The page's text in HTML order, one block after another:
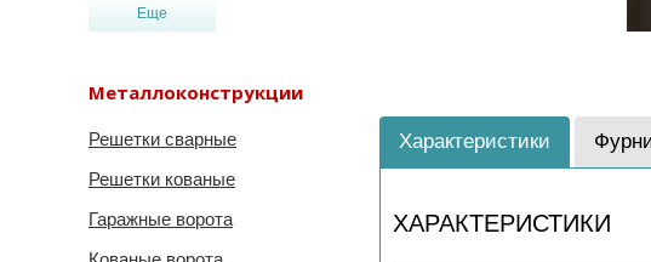
Еще
Металлоконструкции
Решетки сварные
Решетки кованые
Гаражные ворота
Характеристики
ХАРАКТЕРИСТИКИ